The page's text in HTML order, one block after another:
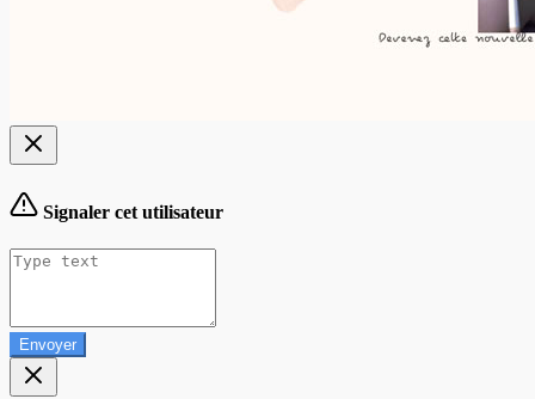
Signaler cet utilisateur
Envoyer